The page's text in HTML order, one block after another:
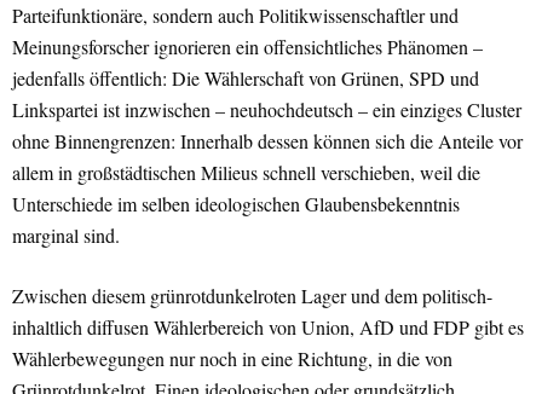
Parteifunktionäre, sondern auch Politikwissenschaftler und
Meinungsforscher ignorieren ein offensichtliches Phänomen –
jedenfalls öffentlich: Die Wählerschaft von Grünen, SPD und
Linkspartei ist inzwischen – neuhochdeutsch – ein einziges Cluster
ohne Binnengrenzen: Innerhalb dessen können sich die Anteile vor
allem in großstädtischen Milieus schnell verschieben, weil die
Unterschiede im selben ideologischen Glaubensbekenntnis
marginal sind.
Zwischen diesem grünrotdunkelroten Lager und dem politisch-
inhaltlich diffusen Wählerbereich von Union, AfD und FDP gibt es
Wählerbewegungen nur noch in eine Richtung, in die von